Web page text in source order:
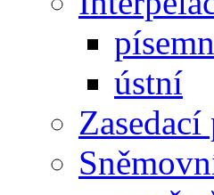
ústní
Zasedací